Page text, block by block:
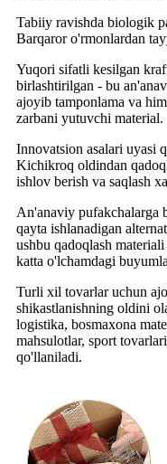
Tabiiy ravishda biologik
Barqaror o'rmonlardan
Yuqori sifatli kesilgan
birlashtirilgan - bu
ajoyib tamponlama va
zarbani yutuvchi material.
Innovatsion asalari uyasi
Kichikroq oldindan
ishlov berish va saqlash
An'anaviy pufakchalarga
qayta ishlanadigan
ushbu qadoqlash
katta o'lchamdagi
Turli xil tovarlar uchun
shikastlanishning oldini
logistika, bosmaxona
mahsulotlar, sport
qo'llaniladi.